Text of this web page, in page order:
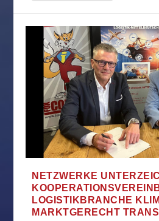
NETZWERKE
LOGISTIKBRANCHE
MARKTGERECHT